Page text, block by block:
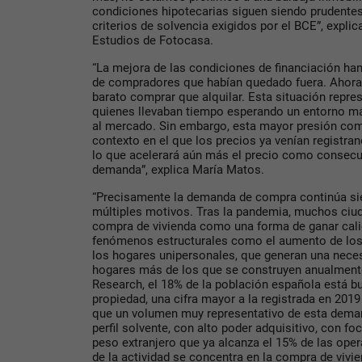
condiciones hipotecarias siguen siendo
criterios de solvencia exigidos por el BCE”,
Estudios de Fotocasa.
“La mejora de las condiciones de financiación
de compradores que habían quedado fuera.
barato comprar que alquilar. Esta situación
quienes llevaban tiempo esperando un entorno
al mercado. Sin embargo, esta mayor presión
contexto en el que los precios ya venían
lo que acelerará aún más el precio como
demanda”, explica María Matos.
“Precisamente la demanda de compra continúa
múltiples motivos. Tras la pandemia, muchos
compra de vivienda como una forma de ganar
fenómenos estructurales como el aumento de
los hogares unipersonales, que generan una
hogares más de los que se construyen
Research, el 18% de la población española está
propiedad, una cifra mayor a la registrada en
que un volumen muy representativo de esta
perfil solvente, con alto poder adquisitivo, con
peso extranjero que ya alcanza el 15% de las
de la actividad se concentra en la compra de